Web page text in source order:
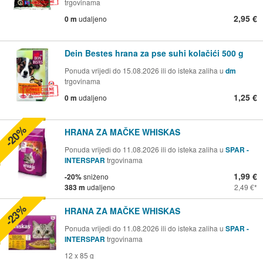
trgovinama
0 m udaljeno 2,95 €
Dein Bestes hrana za pse suhi kolačići 500 g
Ponuda vrijedi do 15.08.2026 ili do isteka zaliha u dm
trgovinama
0 m udaljeno 1,25 €
HRANA ZA MAČKE WHISKAS
Ponuda vrijedi do 11.08.2026 ili do isteka zaliha u SPAR -
INTERSPAR trgovinama
-20%sniženo
383 m udaljeno
1,99 €
2,49 €
-20%
HRANA ZA MAČKE WHISKAS
Ponuda vrijedi do 11.08.2026 ili do isteka zaliha u SPAR -
INTERSPAR trgovinama
12 x 85 g
-23%